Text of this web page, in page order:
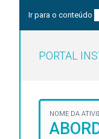
Ir para o conteúdo
PORTAL
NOME DA